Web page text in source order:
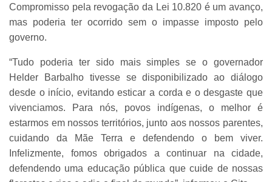
Compromisso pela revogação da Lei 10.820 é um avanço,
mas poderia ter ocorrido sem o impasse imposto pelo
governo.
“Tudo poderia ter sido mais simples se o governador
Helder Barbalho tivesse se disponibilizado ao diálogo
desde o início, evitando esticar a corda e o desgaste que
vivenciamos. Para nós, povos indígenas, o melhor é
estarmos em nossos territórios, junto aos nossos parentes,
cuidando da Mãe Terra e defendendo o bem viver.
Infelizmente, fomos obrigados a continuar na cidade,
defendendo uma educação pública que cuide de nossas